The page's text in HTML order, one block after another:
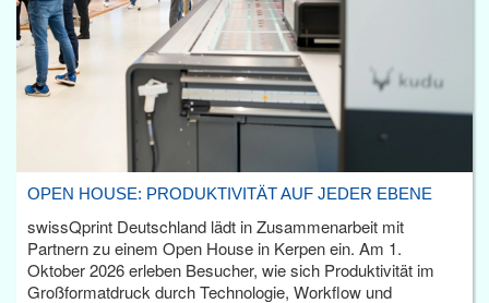
OPEN HOUSE: PRODUKTIVITÄT AUF JEDER EBENE
swissQprint Deutschland lädt in Zusammenarbeit mit
Partnern zu einem Open House in Kerpen ein. Am 1.
Oktober 2026 erleben Besucher, wie sich Produktivität im
Großformatdruck durch Technologie, Workflow und